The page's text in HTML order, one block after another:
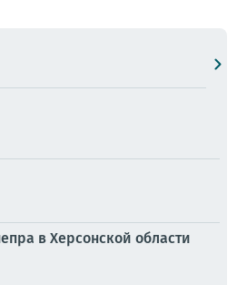
в Херсонской области